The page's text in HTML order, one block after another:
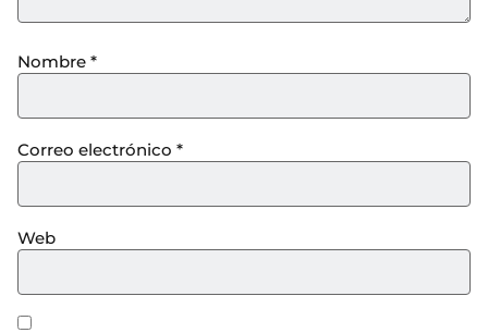
Nombre *
Correo electrónico *
Web